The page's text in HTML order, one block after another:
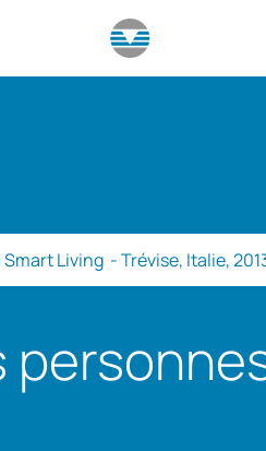
Living - Trévise, Italie,